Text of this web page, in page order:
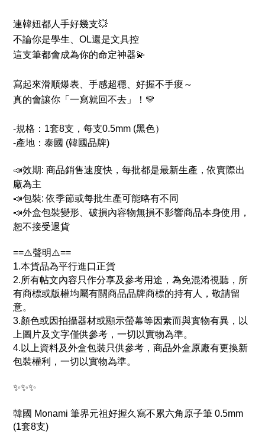
連韓妞都人手好幾支💥
不論你是學生、OL還是文具控
這支筆都會成為你的命定神器💫
寫起來滑順爆表、手感超穩、好握不手痠～
真的會讓你「一寫就回不去」！💛
-規格：1套8支，每支0.5mm (黑色）
-產地：泰國 (韓國品牌)
📣效期: 商品銷售速度快，每批都是最新生產，依實際出
廠為主
📣包裝: 依季節或每批生產可能略有不同
📣外盒包裝變形、破損內容物無損不影響商品本身使用，
恕不接受退貨
==⚠️聲明⚠️==
1.本貨品為平行進口正貨
2.所有帖文內容只作分享及參考用途，為免混淆視聽，所
有商標或版權均屬有關商品品牌商標的持有人，敬請留
意。
3.顏色或因拍攝器材或顯示螢幕等因素而與實物有異，以
上圖片及文字僅供參考，一切以實物為準。
4.以上資料及外盒包裝只供參考，商品外盒原廠有更換新
包裝權利，一切以實物為準。
✨✨✨
韓國 Monami 筆界元祖好握久寫不累六角原子筆 0.5mm
(1套8支)